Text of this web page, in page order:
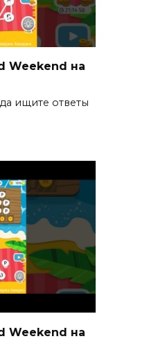
Weekend на
ищите ответы
Weekend на